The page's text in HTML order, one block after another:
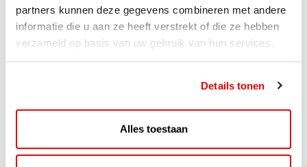
partners kunnen deze gegevens combineren met andere
informatie die u aan ze heeft verstrekt of die ze hebben
verzameld op basis van uw gebruik van hun services.
Details tonen
Alles toestaan
AVIA VOLT en Fletcher Hotels starten landelijke uitrol
van DC-snellaadinfrastructuur AVIA VOLT en...
Lees verder